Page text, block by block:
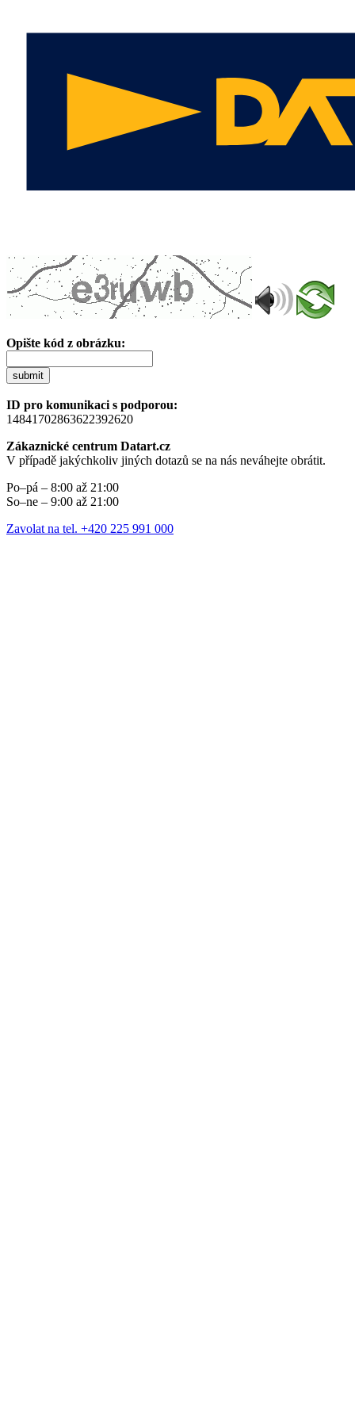
Opište kód z obrázku:
submit
ID pro komunikaci s podporou:
14841702863622392620
Zákaznické centrum Datart.cz
V případě jakýchkoliv jiných dotazů se na nás neváhejte obrátit.
Po–pá – 8:00 až 21:00
So–ne – 9:00 až 21:00
Zavolat na tel. +420 225 991 000